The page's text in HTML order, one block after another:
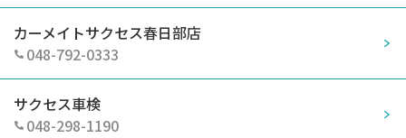
カーメイトサクセス春日部店
048-792-0333
サクセス車検
048-298-1190